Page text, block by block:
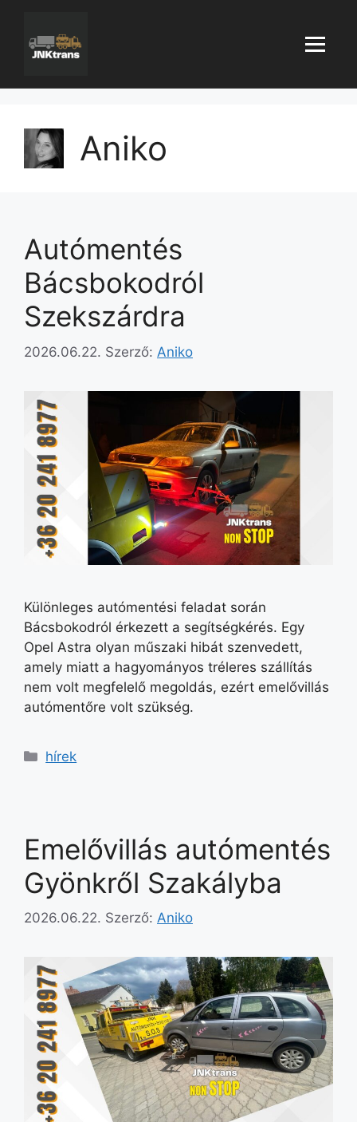
Aniko
Autómentés
Bácsbokodról
Szekszárdra
2026.06.22. Szerző: Aniko
Különleges autómentési feladat során
Bácsbokodról érkezett a segítségkérés. Egy
Opel Astra olyan műszaki hibát szenvedett,
amely miatt a hagyományos tréleres szállítás
nem volt megfelelő megoldás, ezért emelővillás
autómentőre volt szükség.
hírek
Emelővillás autómentés
Gyönkről Szakályba
2026.06.22. Szerző: Aniko